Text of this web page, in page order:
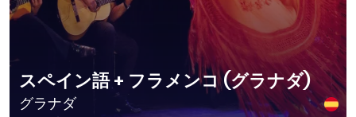
スペイン語 + フラメンコ (グラナダ)
グラナダ